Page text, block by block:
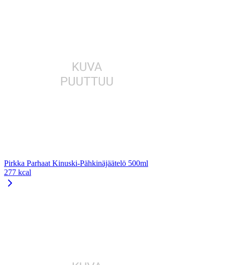
Pirkka Parhaat Kinuski-Pähkinäjäätelö 500ml
277 kcal